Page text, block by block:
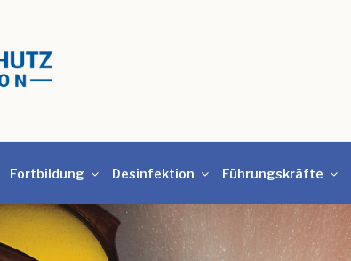
Fortbildung Desinfektion Führungskräfte